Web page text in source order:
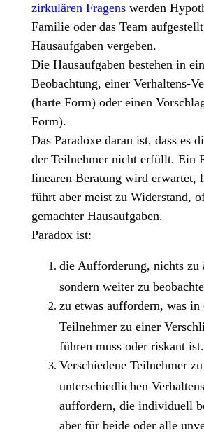
zirkulären Fragens werden
Familie oder das Team
Hausaufgaben vergeben.
Die Hausaufgaben bestehen in
Beobachtung, einer Verhaltens-
(harte Form) oder einen
Form).
Das Paradoxe daran ist, dass es
der Teilnehmer nicht erfüllt. Ein
linearen Beratung wird erwartet,
führt aber meist zu Widerstand,
gemachter Hausaufgaben.
Paradox ist:
die Aufforderung, nichts zu
sondern weiter zu
zu etwas auffordern, was in
Teilnehmer zu einer
führen muss oder riskant ist.
Verschiedene Teilnehmer zu
unterschiedlichen
auffordern, die individuell
aber für beide oder alle